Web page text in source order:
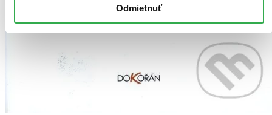
Odmietnuť